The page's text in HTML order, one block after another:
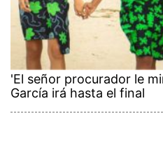
'El señor procurador le
García irá hasta el final